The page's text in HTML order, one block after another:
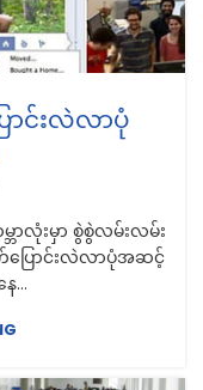
ာင်းလဲလာပုံ
လုံးမှာ စွဲစွဲလမ်းလမ်း
ြောင်းလဲလာပုံအဆင့်
...